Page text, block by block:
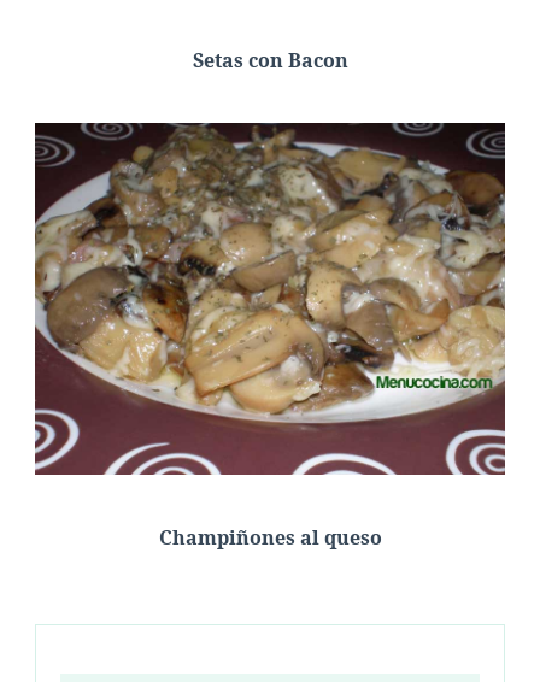
Setas con Bacon
Champiñones al queso